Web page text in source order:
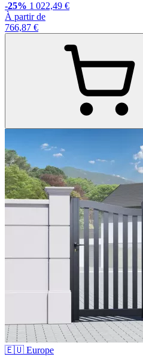
-25% 1 022,49 €
À partir de
766,87 €
🇪🇺 Europe